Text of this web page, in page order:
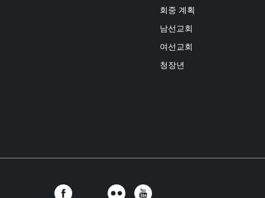
회중 계획
남선교회
여선교회
청장년